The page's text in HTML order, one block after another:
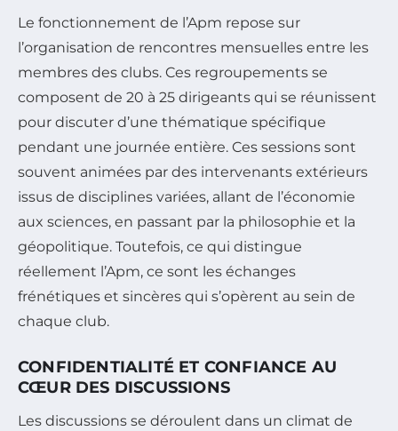
Le fonctionnement de l’Apm repose sur
l’organisation de rencontres mensuelles entre les
membres des clubs. Ces regroupements se
composent de 20 à 25 dirigeants qui se réunissent
pour discuter d’une thématique spécifique
pendant une journée entière. Ces sessions sont
souvent animées par des intervenants extérieurs
issus de disciplines variées, allant de l’économie
aux sciences, en passant par la philosophie et la
géopolitique. Toutefois, ce qui distingue
réellement l’Apm, ce sont les échanges
frénétiques et sincères qui s’opèrent au sein de
chaque club.
CONFIDENTIALITÉ ET CONFIANCE AU
CŒUR DES DISCUSSIONS
Les discussions se déroulent dans un climat de